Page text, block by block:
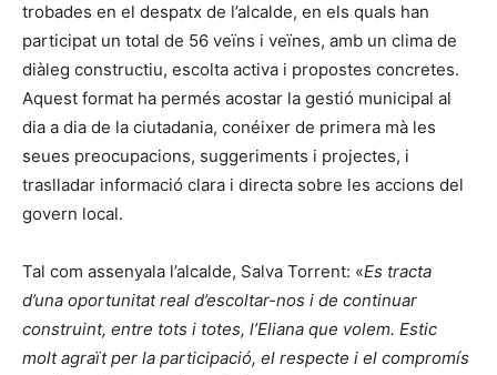
trobades en el despatx de l’alcalde, en els quals han
participat un total de 56 veïns i veïnes, amb un clima de
diàleg constructiu, escolta activa i propostes concretes.
Aquest format ha permés acostar la gestió municipal al
dia a dia de la ciutadania, conéixer de primera mà les
seues preocupacions, suggeriments i projectes, i
traslladar informació clara i directa sobre les accions del
govern local.
Tal com assenyala l’alcalde, Salva Torrent: «Es tracta
d’una oportunitat real d’escoltar-nos i de continuar
construint, entre tots i totes, l’Eliana que volem. Estic
molt agraït per la participació, el respecte i el compromís